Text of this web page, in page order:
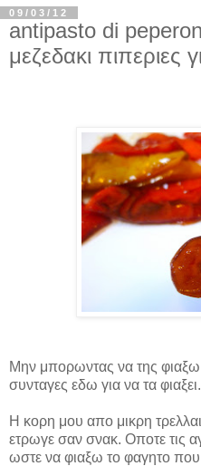
09/03/12
antipasto di
μεζεδακι πιπεριες
Μην μπορωντας να της
συνταγες εδω για να τα φιαξει.
Η κορη μου απο μικρη
ετρωγε σαν σνακ. Οποτε τις
ωστε να φιαξω το φαγητο που